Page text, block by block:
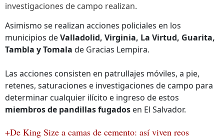
investigaciones de campo realizan.
Asimismo se realizan acciones policiales en los
municipios deValladolid, Virginia, La Virtud, Guarita,
Tambla y Tomala de Gracias Lempira.
Las acciones consisten en patrullajes móviles, a pie,
retenes, saturaciones e investigaciones de campo para
determinar cualquier ilícito e ingreso de estos
miembros de pandillas fugados en El Salvador.
+De King Size a camas de cemento: así viven reos